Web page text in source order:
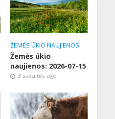
ŽEMĖS ŪKIO NAUJIENOS
Žemės ūkio
naujienos: 2026-07-15
3 savaitės ago